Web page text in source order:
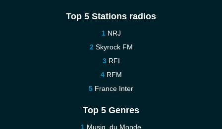
Top 5 Stations radios
NRJ
Skyrock FM
RFI
RFM
France Inter
Top 5 Genres
Musiq. du Monde